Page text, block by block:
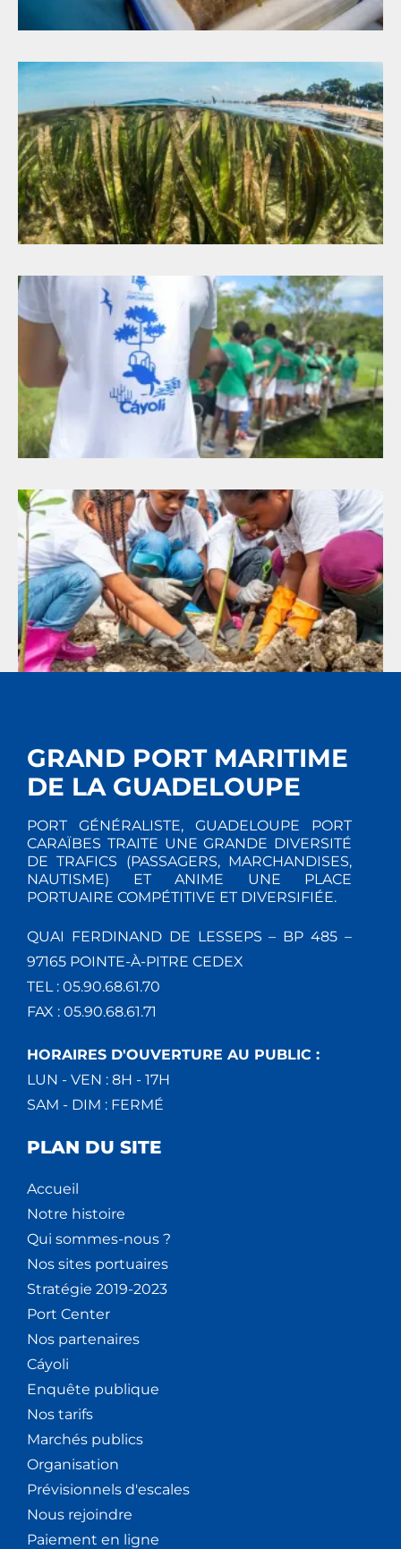
GRAND PORT MARITIME
DE LA GUADELOUPE
PORT GÉNÉRALISTE, GUADELOUPE PORT
CARAÏBES TRAITE UNE GRANDE DIVERSITÉ
DE TRAFICS (PASSAGERS, MARCHANDISES,
NAUTISME) ET ANIME UNE PLACE
PORTUAIRE COMPÉTITIVE ET DIVERSIFIÉE.
QUAI FERDINAND DE LESSEPS – BP 485 –
97165 POINTE-À-PITRE CEDEX
TEL : 05.90.68.61.70
FAX : 05.90.68.61.71
HORAIRES D'OUVERTURE AU PUBLIC :
LUN - VEN : 8H - 17H
SAM - DIM : FERMÉ
PLAN DU SITE
Accueil
Notre histoire
Qui sommes-nous ?
Nos sites portuaires
Stratégie 2019-2023
Port Center
Nos partenaires
Cáyoli
Enquête publique
Nos tarifs
Marchés publics
Organisation
Prévisionnels d'escales
Nous rejoindre
Paiement en ligne